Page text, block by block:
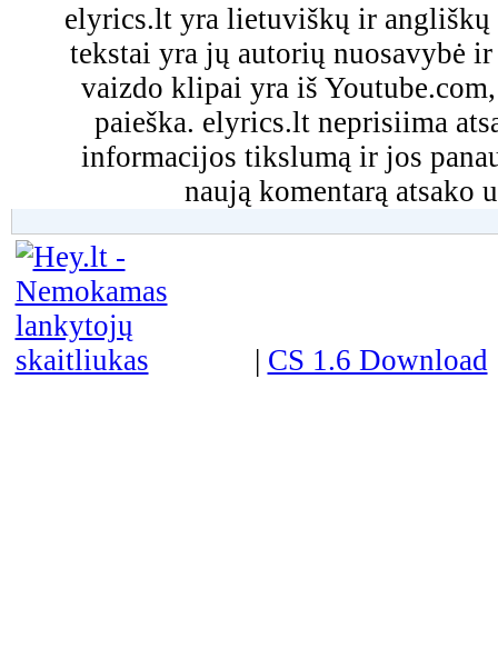
elyrics.lt yra lietuviškų ir angliškų
tekstai yra jų autorių nuosavybė
vaizdo klipai yra iš
paieška. elyrics.lt neprisiima
informacijos tikslumą ir jos
naują komentarą atsako
| CS 1.6 Download